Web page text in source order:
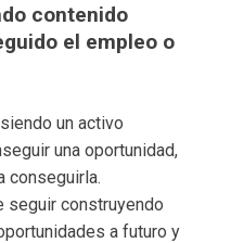
contenido
el empleo o
un activo
una oportunidad,
conseguirla.
seguir construyendo
a futuro y